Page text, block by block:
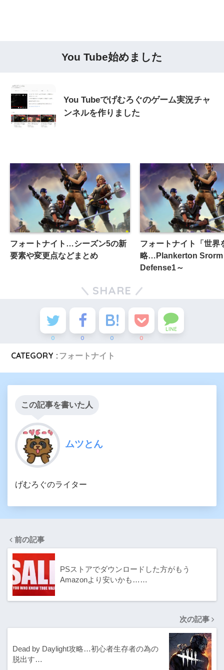
You Tube始めました
You Tubeでげむろぐのゲーム実況チャ
ンネルを作りました
フォートナイト…シーズン5の新
要素や変更点などまとめ
フォートナイト「世界
略…Plankerton
Defense1～
SHARE
0 0 0 0
LINE
CATEGORY : フォートナイト
この記事を書いた人
ムツとん
げむろぐのライター
前の記事
PSストアでダウンロードした方がもう
Amazonより安いかも……
次の記事
Dead by Daylight攻略…初心者生存者の為の
脱出す…